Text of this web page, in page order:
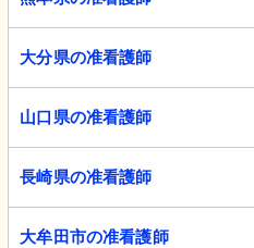
大分県の准看護師
山口県の准看護師
長崎県の准看護師
大牟田市の准看護師